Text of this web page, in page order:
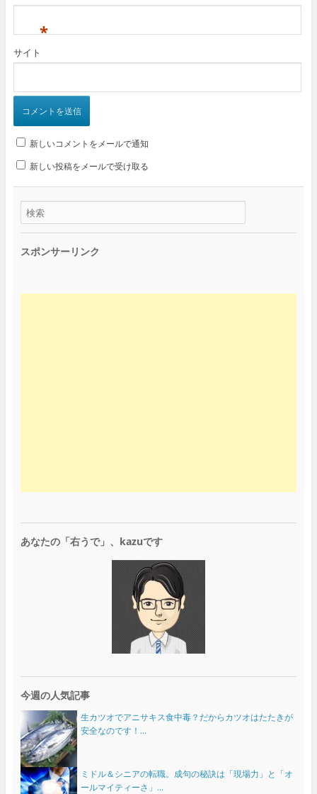
*
サイト
新しいコメントをメールで通知
新しい投稿をメールで受け取る
スポンサーリンク
あなたの「右うで」、kazuです
今週の人気記事
生カツオでアニサキス食中毒？だからカツオはたたきが
安全なのです！...
ミドル＆シニアの転職。成句の秘訣は「現場力」と「オ
ールマイティーさ」...